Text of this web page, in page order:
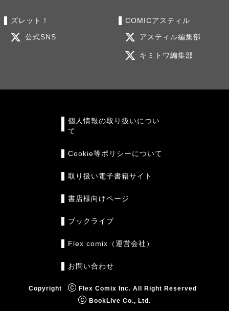
ズレット！
公式SNS
COMICアスティル
アスティル編集部
キミトワ編集部
個人情報の取り扱いについ
て
Cookie等ポリシーについて
取り扱い電子書籍サイト
書店様向けページ
ブックライブ
Flex comix（運営会社）
お問い合わせ
Copyright
Flex Comix Inc. All Right Reserved
BookLive Co., Ltd.